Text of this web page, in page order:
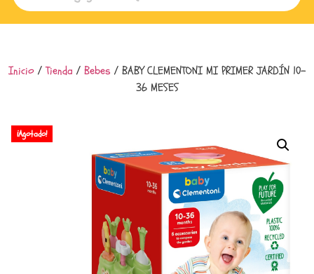
Inicio /Tienda / Bebes / BABY CLEMENTONI MI PRIMER JARDÍN 10-
36 MESES
¡Agotado!